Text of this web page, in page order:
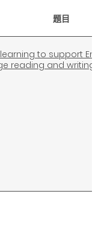
題目
to support
reading and writing